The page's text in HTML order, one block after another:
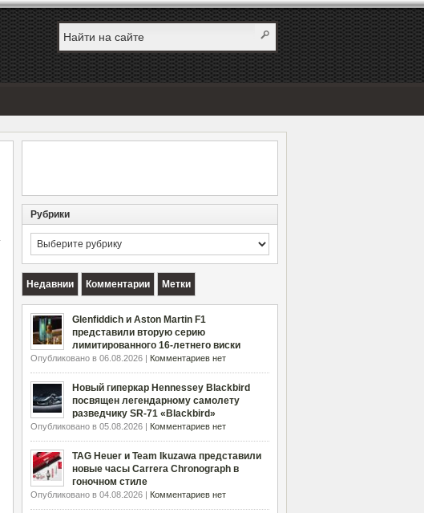
Рубрики
Рубрики
Недавнии Комментарии Метки
Glenfiddich и Aston Martin F1
представили вторую серию
лимитированного 16-летнего виски
Опубликовано в 06.08.2026 | Комментариев нет
Новый гиперкар Hennessey Blackbird
посвящен легендарному самолету
разведчику SR-71 «Blackbird»
Опубликовано в 05.08.2026 | Комментариев нет
TAG Heuer и Team Ikuzawa представили
новые часы Carrera Chronograph в
гоночном стиле
Опубликовано в 04.08.2026 | Комментариев нет